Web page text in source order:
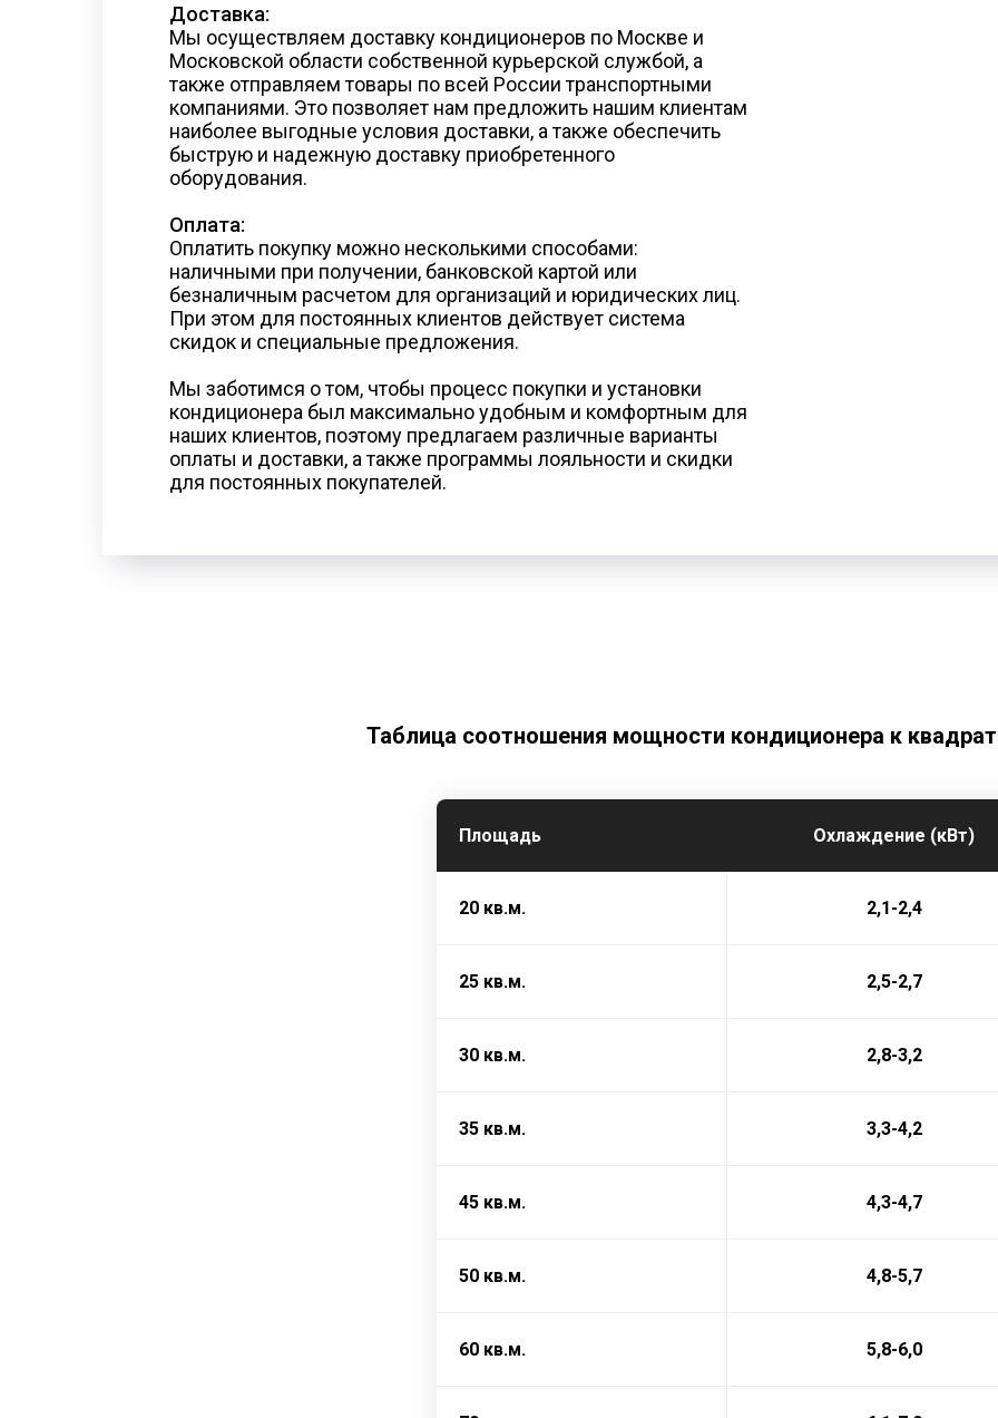
Доставка:
Мы осуществляем доставку кондиционеров по Москве и
Московской области собственной курьерской службой, а
также отправляем товары по всей России транспортными
компаниями. Это позволяет нам предложить нашим клиентам
наиболее выгодные условия доставки, а также обеспечить
быструю и надежную доставку приобретенного
оборудования.
Оплата:
Оплатить покупку можно несколькими способами:
наличными при получении, банковской картой или
безналичным расчетом для организаций и юридических лиц.
При этом для постоянных клиентов действует система
скидок и специальные предложения.
Мы заботимся о том, чтобы процесс покупки и установки
кондиционера был максимально удобным и комфортным для
наших клиентов, поэтому предлагаем различные варианты
оплаты и доставки, а также программы лояльности и скидки
для постоянных покупателей.
Таблица соотношения мощности кондиционера к
Площадь Охлаждение (кВт)
20 кв.м. 2,1-2,4
25 кв.м. 2,5-2,7
30 кв.м. 2,8-3,2
35 кв.м. 3,3-4,2
45 кв.м. 4,3-4,7
50 кв.м. 4,8-5,7
60 кв.м. 5,8-6,0